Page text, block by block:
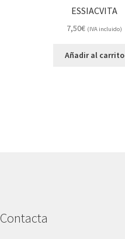
ESSIACVITA
7,50€ (IVA incluido)
Añadir al carrito
Contacta